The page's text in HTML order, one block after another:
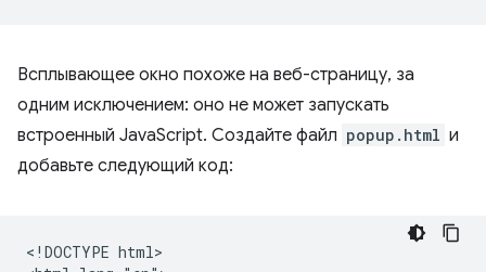
Всплывающее окно похоже на веб-страницу, за
одним исключением: оно не может запускать
встроенный JavaScript. Создайте файл popup.html и
добавьте следующий код:
<!DOCTYPE html>